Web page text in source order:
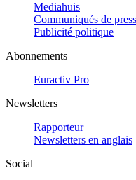
Mediahuis
Communiqués de
Publicité politique
Abonnements
Euractiv Pro
Newsletters
Rapporteur
Newsletters en anglais
Social